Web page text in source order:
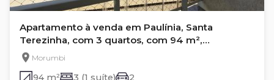
Apartamento à venda em Paulínia, Santa
Terezinha, com 3 quartos, com 94 m²,
Condomínio Porto Rico
Morumbi
94 m² 3 (1 suíte) 2